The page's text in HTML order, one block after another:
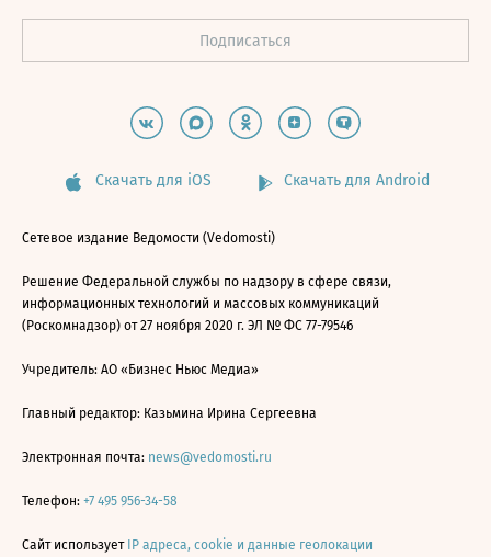
Скачать для iOS Скачать для Android
Сетевое издание Ведомости (Vedomosti)
Решение Федеральной службы по надзору в сфере связи,
информационных технологий и массовых коммуникаций
(Роскомнадзор) от 27 ноября 2020 г. ЭЛ № ФС 77-79546
Учредитель: АО «Бизнес Ньюс Медиа»
Главный редактор: Казьмина Ирина Сергеевна
Электронная почта: news@vedomosti.ru
Телефон: +7 495 956-34-58
Сайт использует IP адреса, cookie и данные геолокации